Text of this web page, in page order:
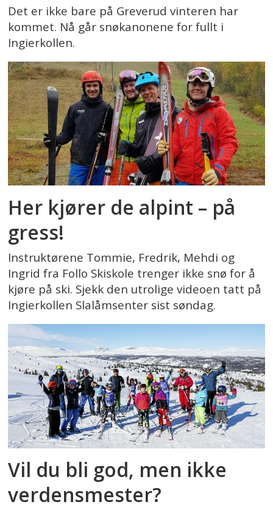
Det er ikke bare på Greverud vinteren har
kommet. Nå går snøkanonene for fullt i
Ingierkollen.
Her kjører de alpint – på
gress!
Instruktørene Tommie, Fredrik, Mehdi og
Ingrid fra Follo Skiskole trenger ikke snø for å
kjøre på ski. Sjekk den utrolige videoen tatt på
Ingierkollen Slalåmsenter sist søndag.
Vil du bli god, men ikke
verdensmester?